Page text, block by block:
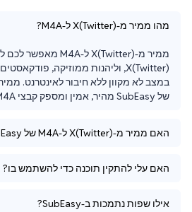
מהו ממיר מ-X(Twitter) ל-M4A?
של SubEasy מהיר, אמין ומספק קבצי M4A איכותיים בחינם.
האם ממיר מ-X(Twitter) ל-M4A של SubEasy בטוח לשימוש?
האם עלי להתקין תוכנה כדי להשתמש בו?
אילו שפות נתמכות ב-SubEasy?